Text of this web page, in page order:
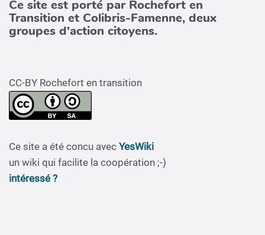
Ce site est porté par Rochefort en
Transition et Colibris-Famenne, deux
groupes d'action citoyens.
CC-BY Rochefort en transition
Ce site a été concu avec YesWiki
un wiki qui facilite la coopération ;-)
intéressé ?